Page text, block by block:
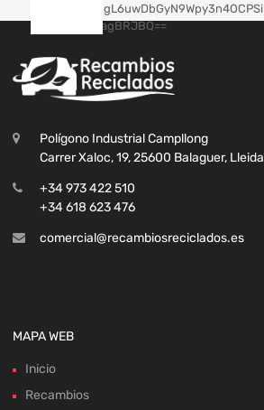
Polígono Industrial Campllong
Carrer Xaloc, 19, 25600 Balaguer, Lleida
+34 973 422 510
+34 618 623 476
comercial@recambiosreciclados.es
MAPA WEB
Inicio
Recambios